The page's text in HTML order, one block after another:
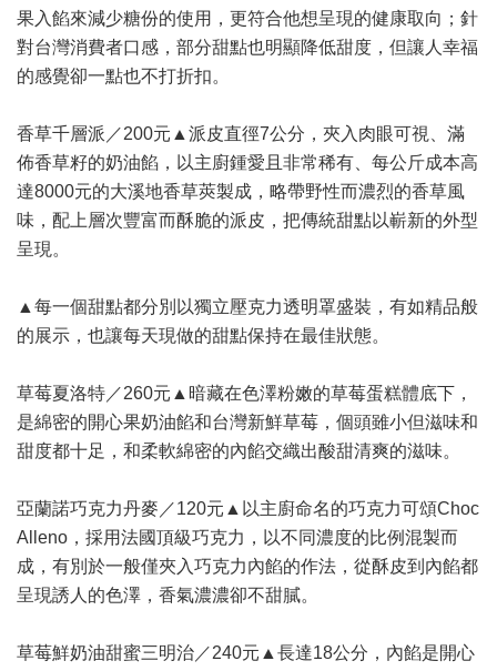
果入餡來減少糖份的使用，更符合他想呈現的健康取向；針
對台灣消費者口感，部分甜點也明顯降低甜度，但讓人幸福
的感覺卻一點也不打折扣。
香草千層派／200元▲派皮直徑7公分，夾入肉眼可視、滿
佈香草籽的奶油餡，以主廚鍾愛且非常稀有、每公斤成本高
達8000元的大溪地香草莢製成，略帶野性而濃烈的香草風
味，配上層次豐富而酥脆的派皮，把傳統甜點以嶄新的外型
呈現。
▲每一個甜點都分別以獨立壓克力透明罩盛裝，有如精品般
的展示，也讓每天現做的甜點保持在最佳狀態。
草莓夏洛特／260元▲暗藏在色澤粉嫩的草莓蛋糕體底下，
是綿密的開心果奶油餡和台灣新鮮草莓，個頭雖小但滋味和
甜度都十足，和柔軟綿密的內餡交織出酸甜清爽的滋味。
亞蘭諾巧克力丹麥／120元▲以主廚命名的巧克力可頌Choc
Alleno，採用法國頂級巧克力，以不同濃度的比例混製而
成，有別於一般僅夾入巧克力內餡的作法，從酥皮到內餡都
呈現誘人的色澤，香氣濃濃卻不甜膩。
草莓鮮奶油甜蜜三明治／240元▲長達18公分，內餡是開心